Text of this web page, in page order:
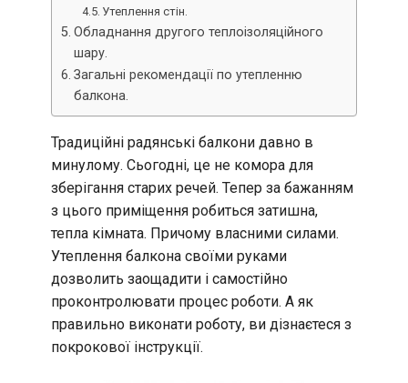
Утеплення стін.
Обладнання другого теплоізоляційного
шару.
Загальні рекомендації по утепленню
балкона.
Традиційні радянські балкони давно в
минулому. Сьогодні, це не комора для
зберігання старих речей. Тепер за бажанням
з цього приміщення робиться затишна,
тепла кімната. Причому власними силами.
Утеплення балкона своїми руками
дозволить заощадити і самостійно
проконтролювати процес роботи. А як
правильно виконати роботу, ви дізнаєтеся з
покрокової інструкції.